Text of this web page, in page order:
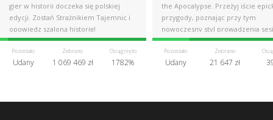
gier w historii doczeka się polskiej
edycji. Zostań Strażnikiem Tajemnic i
opowiedz szaloną historię!
Pozostało
Udany
Zebrano
1 069 469 zł
Osiągnięto
1782%
the Apocalypse. Przeżyj iście
przygody, poznając przy tym
nowoczesny styl prowadzenia
RPG.
Pozostało
Udany
Zebrano
21 647 zł